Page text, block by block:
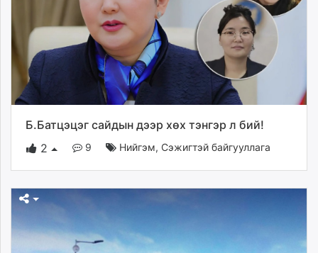
Б.Батцэцэг сайдын дээр хөх тэнгэр л бий!
2
9 Нийгэм, Сэжигтэй байгууллага